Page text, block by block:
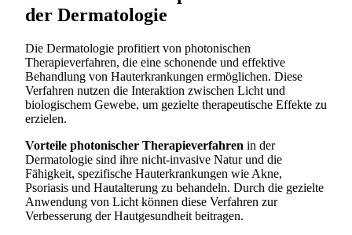
der Dermatologie
Die Dermatologie profitiert von photonischen
Therapieverfahren, die eine schonende und effektive
Behandlung von Hauterkrankungen ermöglichen. Diese
Verfahren nutzen die Interaktion zwischen Licht und
biologischem Gewebe, um gezielte therapeutische Effekte zu
erzielen.
Vorteile photonischer Therapieverfahren in der
Dermatologie sind ihre nicht-invasive Natur und die
Fähigkeit, spezifische Hauterkrankungen wie Akne,
Psoriasis und Hautalterung zu behandeln. Durch die gezielte
Anwendung von Licht können diese Verfahren zur
Verbesserung der Hautgesundheit beitragen.